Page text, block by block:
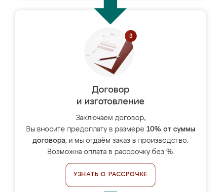
Договор
и изготовление
Заключаем договор,
Вы вносите предоплату в размере 10% от суммы
договора, и мы отдаём заказ в производство.
Возможна оплата в рассрочку без %.
УЗНАТЬ О РАССРОЧКЕ